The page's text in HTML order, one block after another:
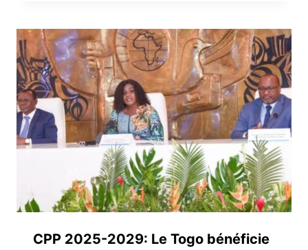
CPP 2025-2029: Le Togo bénéficie